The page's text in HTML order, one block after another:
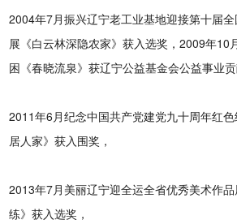
2004年7月振兴辽宁老工业基地迎接第十届
展《白云林深隐农家》获入选奖，2009年10
困《春晓流泉》获辽宁公益基金会公益事业贡
2011年6月纪念中国共产党建党九十周年红
居人家》获入围奖，
2013年7月美丽辽宁迎全运全省优秀美术作
练》获入选奖，